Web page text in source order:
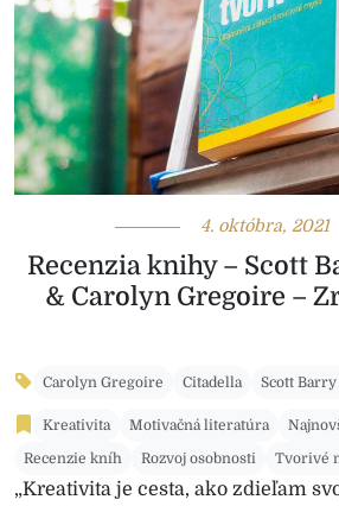
4. októbra, 2021
Recenzia knihy – Scott
& Carolyn Gregoire –
Carolyn Gregoire Citadella Scott
Kreativita Motivačná literatúra
Recenzie kníh
Rozvoj osobnosti Tvorivé
„Kreativita je cesta, ako zdieľam